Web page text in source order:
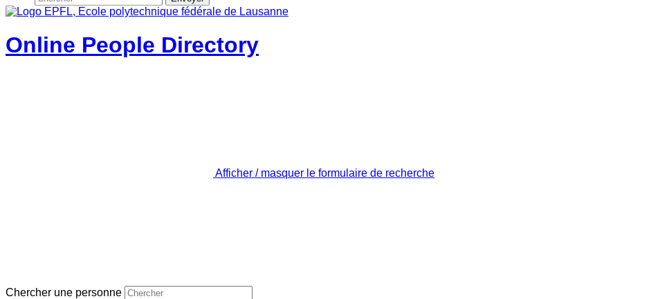
Online People Directory
Afficher / masquer le formulaire de recherche
Chercher une personne